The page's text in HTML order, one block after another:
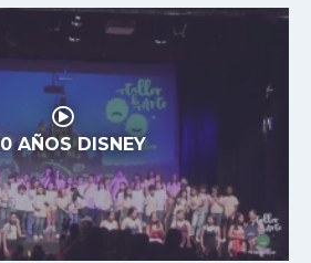
AÑOS DISNEY